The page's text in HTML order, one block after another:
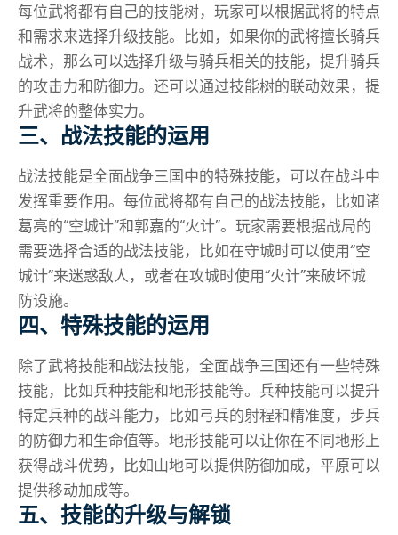
每位武将都有自己的技能树，玩家可以根据武将的特点
和需求来选择升级技能。比如，如果你的武将擅长骑兵
战术，那么可以选择升级与骑兵相关的技能，提升骑兵
的攻击力和防御力。还可以通过技能树的联动效果，提
升武将的整体实力。
三、战法技能的运用
战法技能是全面战争三国中的特殊技能，可以在战斗中
发挥重要作用。每位武将都有自己的战法技能，比如诸
葛亮的“空城计”和郭嘉的“火计”。玩家需要根据战局的
需要选择合适的战法技能，比如在守城时可以使用“空
城计”来迷惑敌人，或者在攻城时使用“火计”来破坏城
防设施。
四、特殊技能的运用
除了武将技能和战法技能，全面战争三国还有一些特殊
技能，比如兵种技能和地形技能等。兵种技能可以提升
特定兵种的战斗能力，比如弓兵的射程和精准度，步兵
的防御力和生命值等。地形技能可以让你在不同地形上
获得战斗优势，比如山地可以提供防御加成，平原可以
提供移动加成等。
五、技能的升级与解锁